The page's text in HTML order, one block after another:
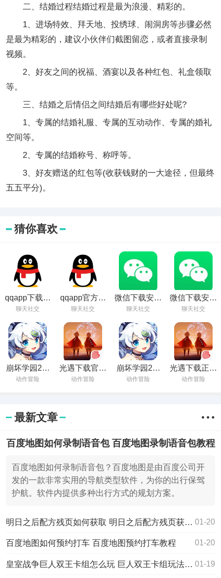
二、结婚过程结婚过程是最为浪漫、精彩的。
1、进场特效、拜天地、投绣球、闹洞房等步骤必然
是最为精彩的，建议小伙伴们截图留恋，或者直接录制
视频。
2、好友之间的祝福、酒宴以及各种红包、礼盒领取
等。
三、结婚之后情侣之间结婚后有哪些好处呢?
1、专属的结婚礼服、专属的互动动作、专属的婚礼
空间等。
2、专属的结婚称号、称呼等。
3、好友赠送的红包等(收获钱财的一大途径，但最终
五五平分)。
猜你喜欢
qqapp下载安
装2022最新版
聊天社交
qqapp官方免
费下载
聊天社交
微信下载安装
免费
聊天社交
微信下载安装
2022最新版本
聊天社交
崩坏学园2正
版下载2022最
动作冒险
光遇下载官方
正版安卓2022
动作冒险
崩坏学园2最
新版下载
动作冒险
光遇下载正版
安卓
动作冒险
最新文章
百度地图如何录制语音包 百度地图录制语音包教程
百度地图如何录制语音包？百度地图是由百度公司开
发的一款非常实用的导航类型软件，为你的出行保驾
护航。软件内提供多种出行方式的规划方案。
明日之后配方残页如何获取 明日之后配方残页获取攻略 01-20
百度地图如何预约打车 百度地图预约打车教程 01-20
皇室战争巨人双王卡组怎么玩 巨人双王卡组玩法介绍 01-19